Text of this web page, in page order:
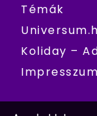
Témák
Koliday –
Impresszum